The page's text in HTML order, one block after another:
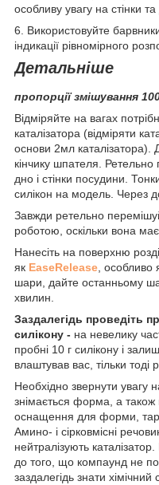
особливу увагу на стінки
6. Використовуйте
індикації рівномірного
Детальніше
пропорції змішування
Відміряйте на вагах
каталізатора (відміряти
основи 2мл каталізатора).
кінчику шпателя.
дно і стінки посудини.
силікон на модель. Через
Завжди ретельно
роботою, оскільки вона має
Нанесіть на поверхню
як EaseRelease ,
шари, дайте останньому
хвилин.
Заздалегідь проведіть
силікону - на невелику
пробні 10 г силікону і
влаштував вас, тільки тоді
Необхідно звернути увагу
знімається форма, а також
оснащення для форми,
Амино- і сірковмісні
нейтралізують
до того, що компаунд не
заздалегідь знати